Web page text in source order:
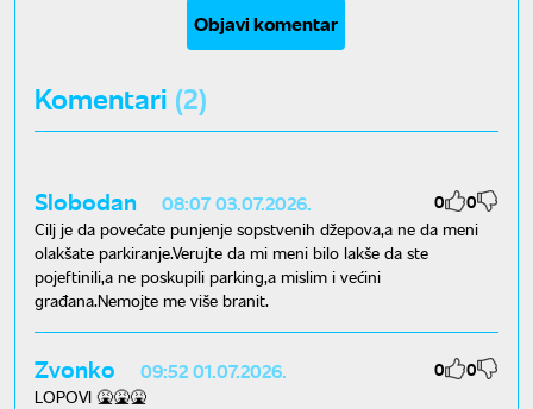
Objavi komentar
Komentari (2)
Slobodan 08:07 03.07.2026. 0 0
Cilj je da povećate punjenje sopstvenih džepova,a ne da meni
olakšate parkiranje.Verujte da mi meni bilo lakše da ste
pojeftinili,a ne poskupili parking,a mislim i većini
građana.Nemojte me više branit.
Zvonko 09:52 01.07.2026. 0 0
LOPOVI 🤮🤮🤮